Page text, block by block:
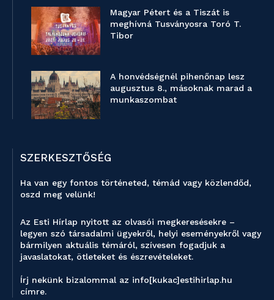
Magyar Pétert és a Tiszát is
meghívná Tusványosra Toró T.
Tibor
A honvédségnél pihenőnap lesz
augusztus 8., másoknak marad a
munkaszombat
SZERKESZTŐSÉG
Ha van egy fontos történeted, témád vagy közlendőd,
oszd meg velünk!
Az Esti Hírlap nyitott az olvasói megkeresésekre –
legyen szó társadalmi ügyekről, helyi eseményekről vagy
bármilyen aktuális témáról, szívesen fogadjuk a
javaslatokat, ötleteket és észrevételeket.
Írj nekünk bizalommal az info[kukac]estihirlap.hu
címre.